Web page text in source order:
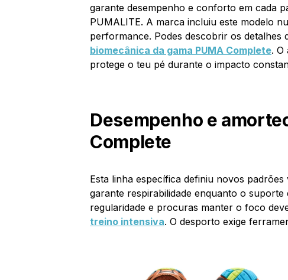
garante desempenho e conforto em cada
PUMALITE. A marca incluiu este modelo
performance. Podes descobrir os detalhes
biomecânica da gama PUMA Complete. O
protege o teu pé durante o impacto
Desempenho e
Complete
Esta linha específica definiu novos padrões
garante respirabilidade enquanto o
regularidade e procuras manter o foco
treino intensiva. O desporto exige